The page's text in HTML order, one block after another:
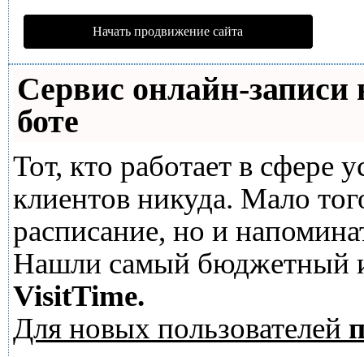
Начать продвижение сайта
Сервис онлайн-записи
боте
Тот, кто работает в сфере
клиентов никуда. Мало
расписание, но и
Нашли самый бюджетный
VisitTime.
Для новых пользователей